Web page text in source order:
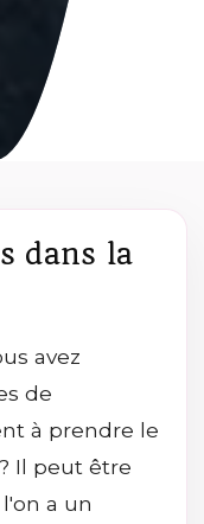
dans la
avez
de
à prendre le
Il peut être
a un